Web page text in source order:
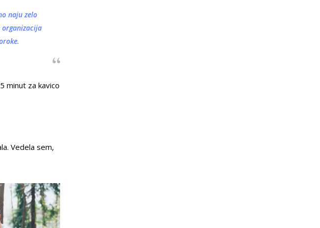
naju zelo
organizacija
minut za kavico
Vedela sem,